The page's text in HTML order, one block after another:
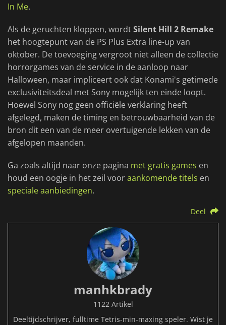
In Me.
Als de geruchten kloppen, wordtSilent Hill 2 Remake
het hoogtepunt van de PS Plus Extra line-up van
oktober. De toevoeging vergroot niet alleen de collectie
horrorgames van de service in de aanloop naar
Halloween, maar impliceert ook dat Konami's getimede
exclusiviteitsdeal met Sony mogelijk ten einde loopt.
Hoewel Sony nog geen officiële verklaring heeft
afgelegd, maken de timing en betrouwbaarheid van de
bron dit een van de meer overtuigende lekken van de
afgelopen maanden.
Ga zoals altijd naar onze pagina met gratis games en
houd een oogje in het zeil vooraankomende titels en
speciale aanbiedingen.
Deel
manhkbrady
1122 Artikel
Deeltijdschrijver, fulltime Tetris-min-maxing speler. Wist je